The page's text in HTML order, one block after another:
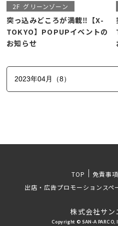
2F グリーンゾーン
突っ込みどころが満載‼【X-
TOKYO】POPUPイベントの
お知らせ
TOP 免責事項
出店・広告プロモーションスペ
株式会社サン
Copyright © SAN-A